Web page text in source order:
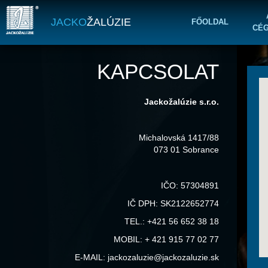
JACKOŽALÚZIE FŐOLDAL
KAPCSOLAT
Jackožalúzie s.r.o.
Michalovská 1417/88
073 01 Sobrance
IČO: 57304891
IČ DPH: SK2122652774
TEL.: +421 56 652 38 18
MOBIL: + 421 915 77 02 77
E-MAIL: jackozaluzie@jackozaluzie.sk